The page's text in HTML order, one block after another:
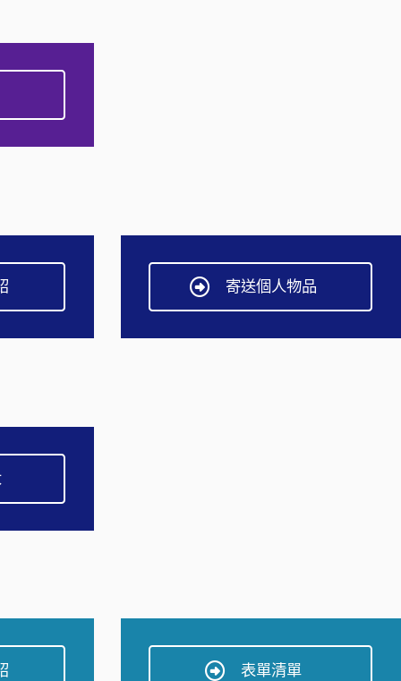
寄送個人物品
表單清單